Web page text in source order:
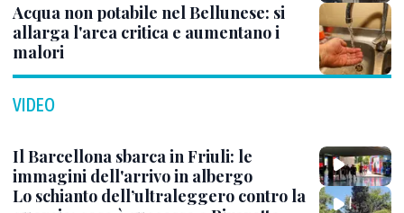
Acqua non potabile nel Bellunese: si
allarga l'area critica e aumentano i
malori
VIDEO
Il Barcellona sbarca in Friuli: le
immagini dell'arrivo in albergo
Lo schianto dell’ultraleggero contro la